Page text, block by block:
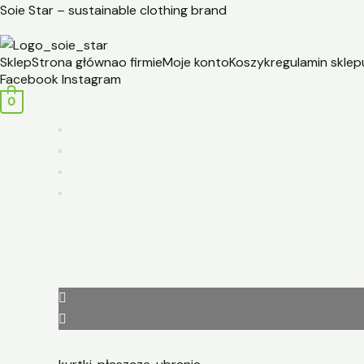
Przejdź
treści
Soie Star – sustainable clothing brand
SklepStrona głównao firmieMoje kontoKoszykregulamin
Facebook Instagram
0